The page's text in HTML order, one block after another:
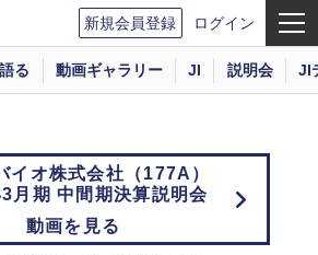
新規会員登録 ログイン
る 動画ギャラリー JI 説明会 JI
イオ株式会社（177A）
月期 中間期決算説明会
動画を見る